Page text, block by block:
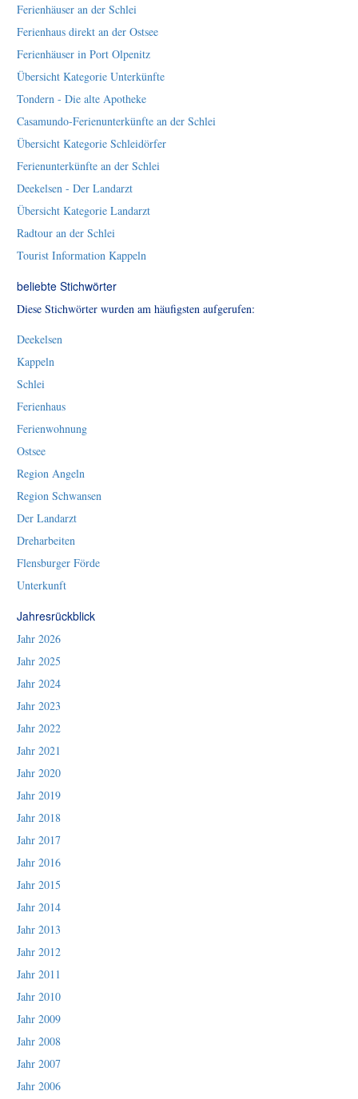
Ferienhäuser an der Schlei
Ferienhaus direkt an der Ostsee
Ferienhäuser in Port Olpenitz
Übersicht Kategorie Unterkünfte
Tondern - Die alte Apotheke
Casamundo-Ferienunterkünfte an der Schlei
Übersicht Kategorie Schleidörfer
Ferienunterkünfte an der Schlei
Deekelsen - Der Landarzt
Übersicht Kategorie Landarzt
Radtour an der Schlei
Tourist Information Kappeln
beliebte Stichwörter
Diese Stichwörter wurden am häufigsten aufgerufen:
Deekelsen
Kappeln
Schlei
Ferienhaus
Ferienwohnung
Ostsee
Region Angeln
Region Schwansen
Der Landarzt
Dreharbeiten
Flensburger Förde
Unterkunft
Jahresrückblick
Jahr 2026
Jahr 2025
Jahr 2024
Jahr 2023
Jahr 2022
Jahr 2021
Jahr 2020
Jahr 2019
Jahr 2018
Jahr 2017
Jahr 2016
Jahr 2015
Jahr 2014
Jahr 2013
Jahr 2012
Jahr 2011
Jahr 2010
Jahr 2009
Jahr 2008
Jahr 2007
Jahr 2006